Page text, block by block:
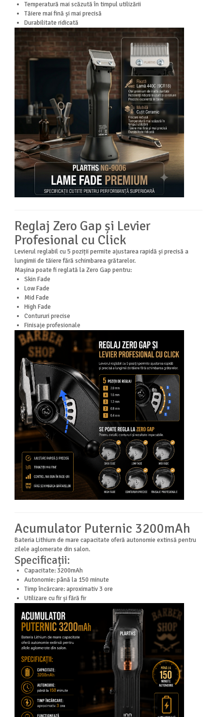
Temperatură mai scăzută în timpul utilizării
Tăiere mai fină și mai precisă
Durabilitate ridicată
Reglaj Zero Gap și Levier
Profesional cu Click
Levierul reglabil cu 5 poziții permite ajustarea rapidă și precisă a
lungimii de tăiere fără schimbarea grătarelor.
Mașina poate fi reglată la Zero Gap pentru:
Skin Fade
Low Fade
Mid Fade
High Fade
Contururi precise
Finisaje profesionale
Acumulator Puternic 3200mAh
Bateria Lithium de mare capacitate oferă autonomie extinsă pentru
zilele aglomerate din salon.
Specificații:
Capacitate: 3200mAh
Autonomie: până la 150 minute
Timp încărcare: aproximativ 3 ore
Utilizare cu fir și fără fir